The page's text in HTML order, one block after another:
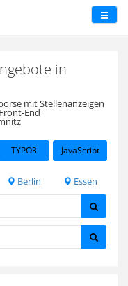
in
mit Stellenanzeigen
End
TYPO3 JavaScript
Berlin Essen